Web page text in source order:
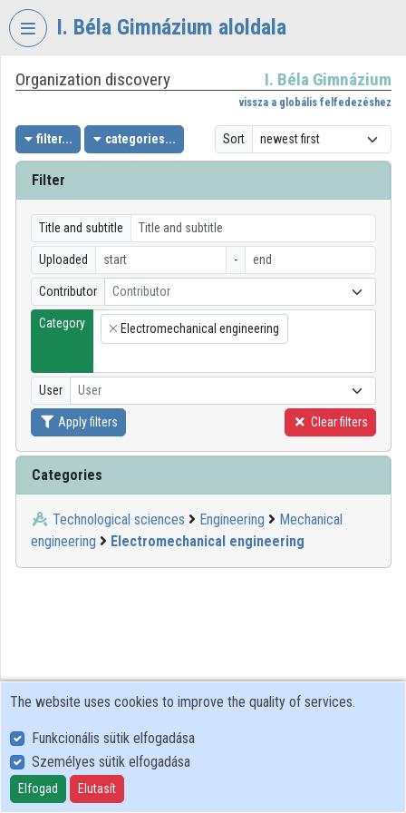
Skip header
I. Béla Gimnázium aloldala
VIDEOTORIUM
BÉLA
GIMNÁZIUM
Log In
Organization discovery
Categories
Organizations
Organization discovery I. Béla Gimnázium
vissza a globális felfedezéshez
filter... categories... Sort
Filter
Title and subtitle
Uploaded -
Contributor Contributor
Category
×
Electromechanical engineering
User User
Apply filters Clear filters
Categories
Technological sciences Engineering
Mechanical
engineering
Electromechanical engineering
User Policy
Adatkezelési tájékoztató (en)
Cookie Policy
The website uses cookies to improve the quality of services.
Funkcionális sütik elfogadása
Személyes sütik elfogadása
Elfogad Elutasít